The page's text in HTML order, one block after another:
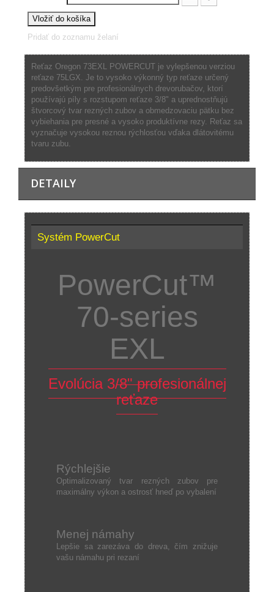
Vložiť do košíka
Pridať do zoznamu želaní
Reťaz Oregon 73EXL POWERCUT je vylepšenou verziou
reťaze 75LGX. Je to vysoko výkonný typ reťaze určený
predovšetkým pre profesionálnych drevorubačov, ktorí
používajú píly s rozstupom reťaze 3/8" a uprednostňujú
štvorcový tvar rezných zubov a obmedzovaciu pätku bez
vybiehania pre presné a vysoko produktívne rezy. Reťaz sa
vyznačuje vysokou reznou rýchlosťou vďaka dlátovitému
tvaru zubu.
DETAILY
Systém PowerCut
PowerCut™
70-series
EXL
Evolúcia 3/8" profesionálnej
reťaze
Rýchlejšie
Optimalizovaný tvar rezných zubov pre
maximálny výkon a ostrosť hneď po vybalení
Menej námahy
Lepšie sa zarezáva do dreva, čím znižuje
vašu námahu pri rezaní